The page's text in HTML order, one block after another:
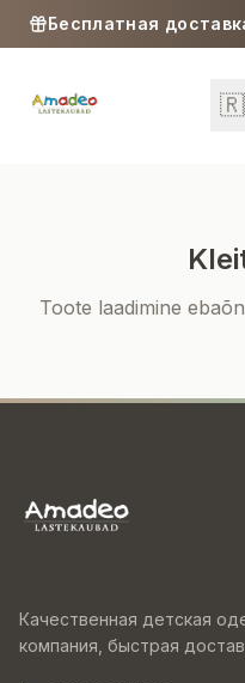
Skip to content
Бесплатная
Малыши
Toote laadimine
Качественная детская
компания, быстрая